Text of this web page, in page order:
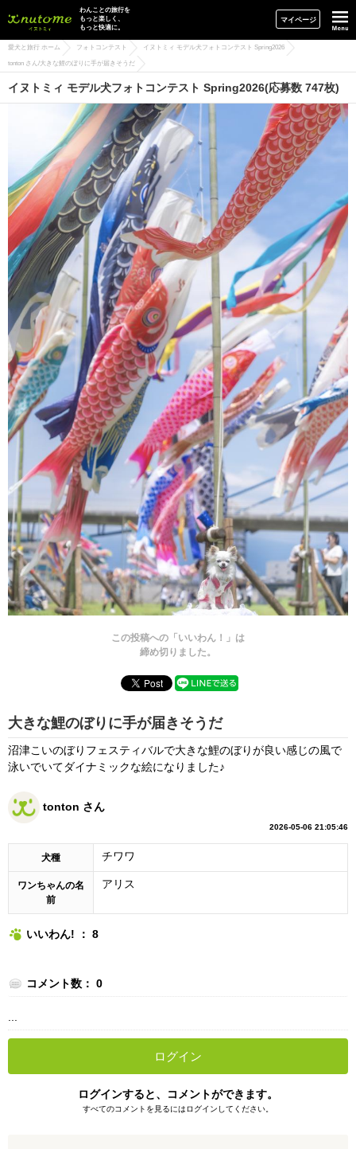
イヌトミィ
わんことの旅行を
もっと楽しく、
もっと快適に。
マイページ
愛犬と旅行 ホーム フォトコンテスト イヌトミィ モデル犬フォトコンテスト Spring2026
tonton さん/大きな鯉のぼりに手が届きそうだ
イヌトミィ モデル犬フォトコンテスト Spring2026(応募数 747枚)
この投稿への「いいわん！」は
締め切りました。
大きな鯉のぼりに手が届きそうだ
沼津こいのぼりフェスティバルで大きな鯉のぼりが良い感じの風で
泳いでいてダイナミックな絵になりました♪
tonton さん
2026-05-06 21:05:46
犬種 チワワ
ワンちゃんの名
前
アリス
いいわん! ： 8
コメント数： 0
ログイン
ログインすると、コメントができます。
すべてのコメントを見るにはログインしてください。